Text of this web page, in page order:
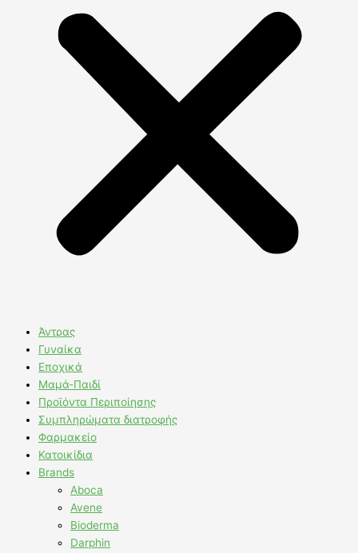
Άντρας
Γυναίκα
Εποχικά
Μαμά-Παιδί
Προϊόντα Περιποίησης
Συμπληρώματα διατροφής
Φαρμακείο
Κατοικίδια
Brands
Aboca
Avene
Bioderma
Darphin